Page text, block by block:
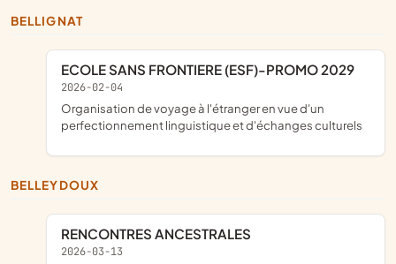
BELLIGNAT
ECOLE SANS FRONTIERE (ESF)-PROMO 2029
2026-02-04
organisation de voyage à l'étranger en vue d'un
perfectionnement linguistique et d'échanges culturels
BELLEYDOUX
RENCONTRES ANCESTRALES
2026-03-13